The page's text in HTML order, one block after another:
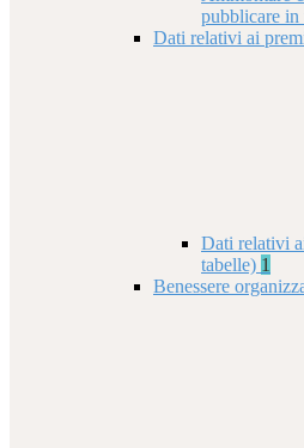
pubblicare in
Dati relativi ai
Dati relativi
tabelle) 1
Benessere